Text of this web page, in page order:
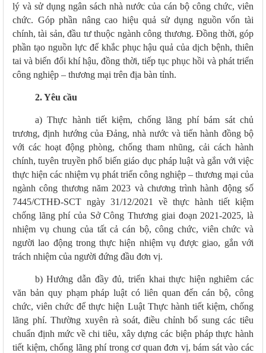
lý và sử dụng ngân sách nhà nước của cán bộ công chức, viên
chức. Góp phần nâng cao hiệu quả sử dụng nguồn vốn tài
chính, tài sản, đầu tư thuộc ngànhcông thương. Đồng thời, góp
phần tạo nguồn lực để khắc phục hậu quả của dịch bệnh, thiên
tai và biến đổi khí hậu, đồng thời, tiếp tục phục hồi và phát triển
công nghiệp – thương mại trên địa bàn tỉnh.
2. Yêu cầu
a) Thực hành tiết kiệm, chống lãng phí bám sát chủ
trương, định hướng của Đảng, nhà nước và tiến hành đồng bộ
với các hoạt động phòng, chống tham nhũng, cải cách hành
chính, tuyên truyền phổ biến giáo dục pháp luật và gắn với việc
thực hiện các nhiệm vụ phát triển công nghiệp – thương mại của
ngành công thương năm 2023 và chương trình hành động số
7445/CTHĐ-SCT ngày 31/12/2021 về thực hành tiết kiệm
chống lãng phí của Sở Công Thương giai đoạn 2021-2025, là
nhiệm vụ chung của tất cả cán bộ, công chức, viên chức và
người lao động trong thực hiện nhiệm vụ được giao, gắn với
trách nhiệm của người đứng đầu đơn vị.
b)Hướng dẫn đầy đủ, triển khai thực hiện nghiêmcác
văn bản quy phạm pháp luật có liên quan đến cán bộ, công
chức, viên chức để thực hiện Luật Thực hành tiết kiệm, chống
lãng phí. Thường xuyên rà soát, điều chỉnh bổ sung các tiêu
chuẩn định mức về chi tiêu, xây dựng các biện pháp thực hành
tiết kiệm, chống lãng phí trong cơ quan đơn vị, bám sát vào các